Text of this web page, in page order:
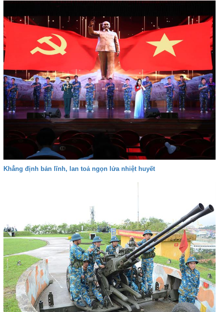
Khẳng định bản lĩnh, lan toả ngọn lửa nhiệt huyết